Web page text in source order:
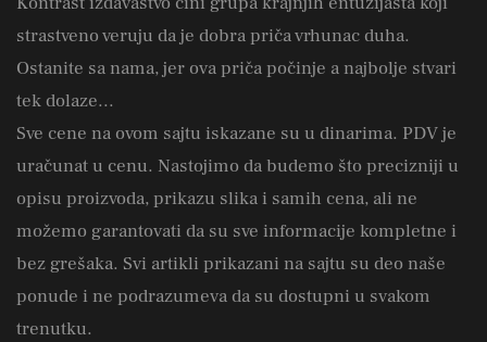
strastveno veruju da je dobra priča vrhunac duha.
Ostanite sa nama, jer ova priča počinje a najbolje stvari
tek dolaze...
Sve cene na ovom sajtu iskazane su u dinarima. PDV je
uračunat u cenu. Nastojimo da budemo što precizniji u
opisu proizvoda, prikazu slika i samih cena, ali ne
možemo garantovati da su sve informacije kompletne i
bez grešaka. Svi artikli prikazani na sajtu su deo naše
ponude i ne podrazumeva da su dostupni u svakom
trenutku.